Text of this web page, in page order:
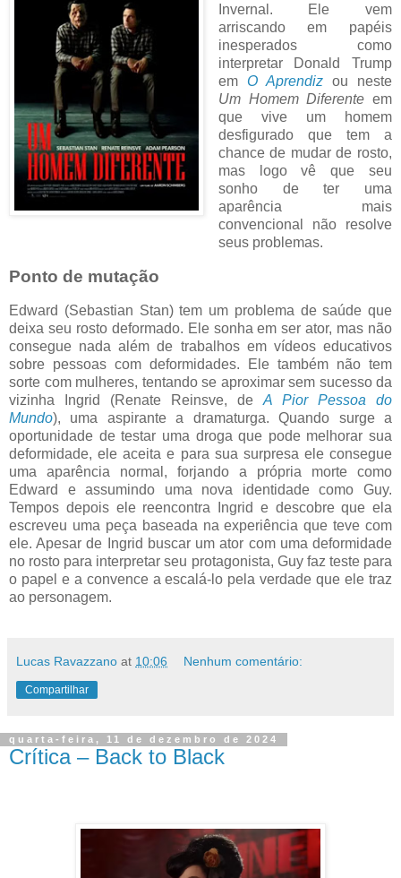
Invernal. Ele vem
arriscando em papéis
inesperados como
interpretar Donald Trump
em O Aprendiz ou neste
Um Homem Diferente em
que vive um homem
desfigurado que tem a
chance de mudar de rosto,
mas logo vê que seu
sonho de ter uma
aparência mais
convencional não resolve
seus problemas.
Ponto de mutação
Edward (Sebastian Stan) tem um problema de saúde que
deixa seu rosto deformado. Ele sonha em ser ator, mas não
consegue nada além de trabalhos em vídeos educativos
sobre pessoas com deformidades. Ele também não tem
sorte com mulheres, tentando se aproximar sem sucesso da
vizinha Ingrid (Renate Reinsve, de A Pior Pessoa do
Mundo), uma aspirante a dramaturga. Quando surge a
oportunidade de testar uma droga que pode melhorar sua
deformidade, ele aceita e para sua surpresa ele consegue
uma aparência normal, forjando a própria morte como
Edward e assumindo uma nova identidade como Guy.
Tempos depois ele reencontra Ingrid e descobre que ela
escreveu uma peça baseada na experiência que teve com
ele. Apesar de Ingrid buscar um ator com uma deformidade
no rosto para interpretar seu protagonista, Guy faz teste para
o papel e a convence a escalá-lo pela verdade que ele traz
ao personagem.
Lucas Ravazzano at 10:06 Nenhum comentário:
Compartilhar
quarta-feira, 11 de dezembro de 2024
Crítica – Back to Black